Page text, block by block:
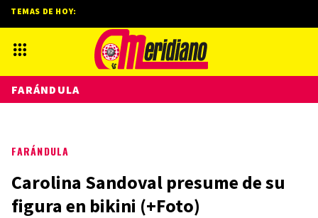
FARÁNDULA
Carolina Sandoval presume de su
figura en bikini (+Foto)
TEMAS DE HOY:
FARÁNDULA